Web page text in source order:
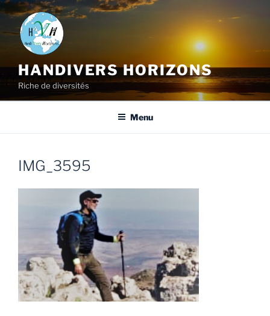
HANDIVERS HORIZONS
Riche de diversités
Menu
IMG_3595